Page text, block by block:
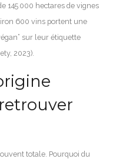
145 000 hectares de vignes
600 vins portent une
sur leur étiquette
2023).
totale. Pourquoi du